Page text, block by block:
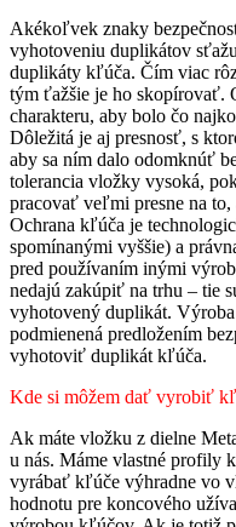
Akékoľvek znaky
vyhotoveniu duplikátov
duplikáty kľúča. Čím viac
tým ťažšie je ho skopírovať.
charakteru, aby bolo čo
Dôležitá je aj presnosť, s
aby sa ním dalo odomknúť
tolerancia vložky vysoká,
pracovať veľmi presne na
Ochrana kľúča je
spomínanými vyššie) a
pred používaním inými
nedajú zakúpiť na trhu – tie
vyhotovený duplikát.
podmienená predložením
vyhotoviť duplikát kľúča.
Kde si môžem dať vyrobiť
Ak máte vložku z dielne
u nás. Máme vlastné profily
vyrábať kľúče výhradne vo
hodnotu pre koncového